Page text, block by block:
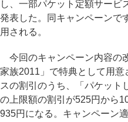
し、一部パケット定額サービ
発表した。同キャンペーンで
用される。
今回のキャンペーン内容の
家族2011」で特典として用
スの割引のうち、「パケット
の上限額の割引が525円から
935円になる。キャンペーン